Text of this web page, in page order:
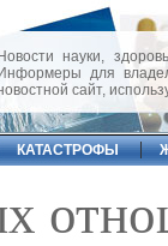
Новости науки,
Информеры для
сайт,
КАТАСТРОФЫ